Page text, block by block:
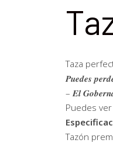
Taza
𝑷𝒖𝒆𝒅𝒆𝒔
– 𝑬𝒍
Puedes
Tazón